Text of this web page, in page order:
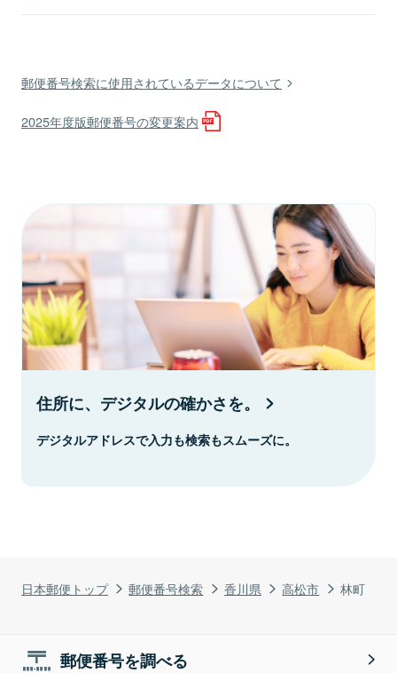
日本郵便トップ 郵便番号検索 香川県 高松市 林町
郵便番号検索に使用されているデータについて
2025年度版郵便番号の変更案内
住所に、デジタルの確かさを。
デジタルアドレスで入力も検索もスムーズに。
郵便番号を調べる